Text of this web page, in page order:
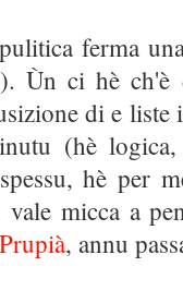
ferma
Ùn ci hè ch'è
di e liste
(hè
hè per
micca a
, annu